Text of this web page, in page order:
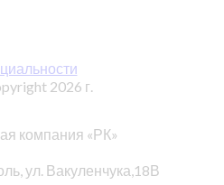
2026 г.
компания «РК»
ул. Вакуленчука,18В